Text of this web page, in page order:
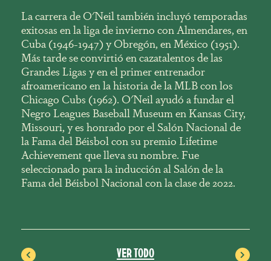
La carrera de O'Neil también incluyó temporadas
exitosas en la liga de invierno con Almendares, en
Cuba (1946-1947) y Obregón, en México (1951).
Más tarde se convirtió en cazatalentos de las
Grandes Ligas y en el primer entrenador
afroamericano en la historia de la MLB con los
Chicago Cubs (1962). O'Neil ayudó a fundar el
Negro Leagues Baseball Museum en Kansas City,
Missouri, y es honrado por el Salón Nacional de
la Fama del Béisbol con su premio Lifetime
Achievement que lleva su nombre. Fue
seleccionado para la inducción al Salón de la
Fama del Béisbol Nacional con la clase de 2022.
VER TODO